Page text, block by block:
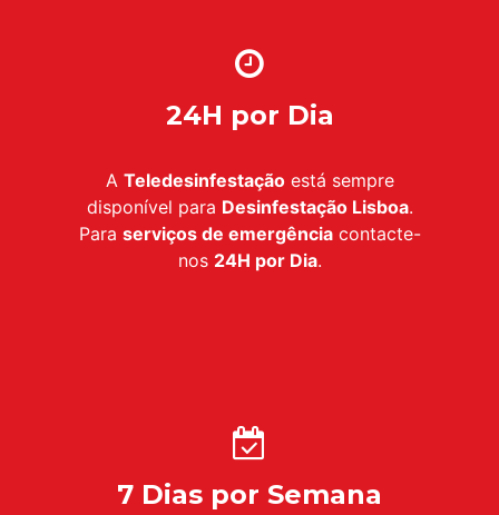
24H por Dia
A Teledesinfestaçãoestá sempre
disponível para Desinfestação Lisboa.
Para serviços de emergênciacontacte-
nos 24H por Dia.
7 Dias por Semana